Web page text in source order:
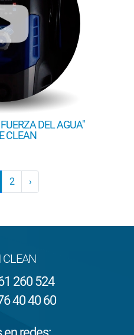
DEL AGUA"
CLEAN
2 ›
260 524
40 40 60